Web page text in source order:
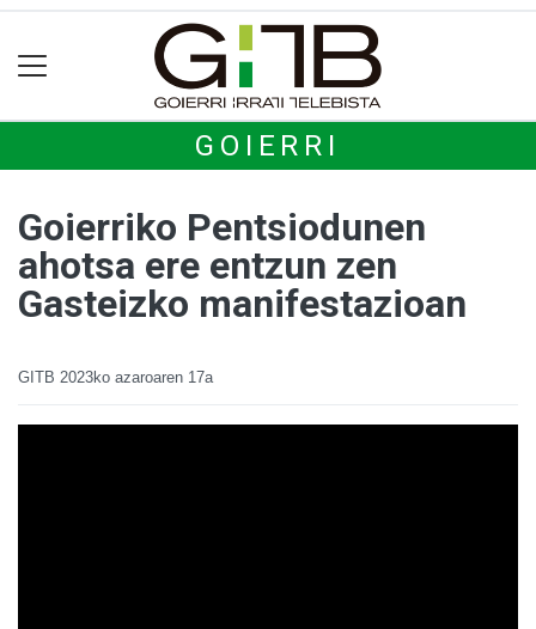
GOIERRI
Goierriko Pentsiodunen
ahotsa ere entzun zen
Gasteizko manifestazioan
GITB 2023ko azaroaren 17a